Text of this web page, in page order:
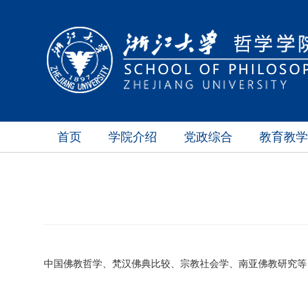
首页 学院介绍 党政综合 教育教学
中国佛教哲学、梵汉佛典比较、宗教社会学、南亚佛教研究等